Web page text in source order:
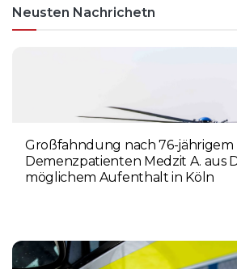
Neusten Nachrichetn
Großfahndung nach 76-jährigem
Demenzpatienten Medzit A. aus
möglichem Aufenthalt in Köln